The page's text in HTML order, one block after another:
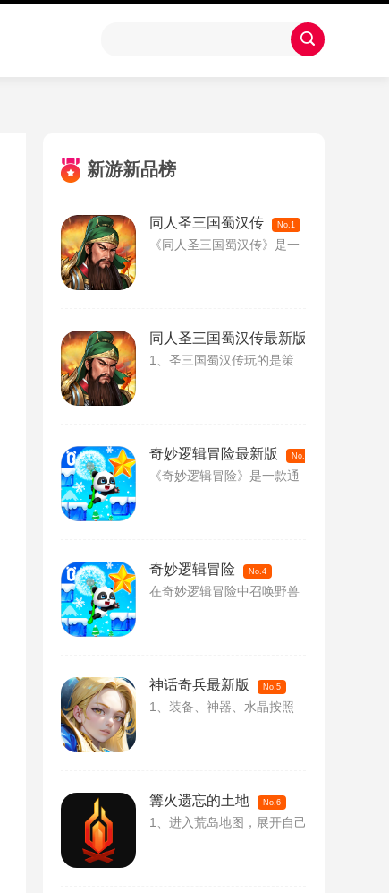
新游新品榜
同人圣三国蜀汉传 No.1
《同人圣三国蜀汉传》是一
同人圣三国蜀汉传最新版
1、圣三国蜀汉传玩的是策
奇妙逻辑冒险最新版 No.3
《奇妙逻辑冒险》是一款通
奇妙逻辑冒险 No.4
在奇妙逻辑冒险中召唤野兽
神话奇兵最新版 No.5
1、装备、神器、水晶按照
篝火遗忘的土地 No.6
1、进入荒岛地图，展开自己